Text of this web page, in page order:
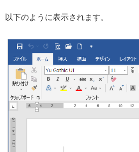
以下のように表示されます。